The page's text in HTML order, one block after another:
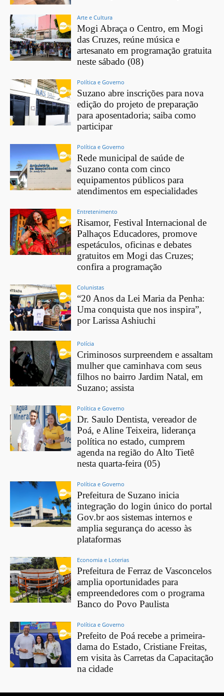
Arte e Cultura
Mogi Abraça o Centro, em Mogi
das Cruzes, reúne música e
artesanato em programação gratuita
neste sábado (08)
Política e Governo
Suzano abre inscrições para nova
edição do projeto de preparação
para aposentadoria; saiba como
participar
Política e Governo
Rede municipal de saúde de
Suzano conta com cinco
equipamentos públicos para
atendimentos em especialidades
Entretenimento
Risamor, Festival Internacional de
Palhaços Educadores, promove
espetáculos, oficinas e debates
gratuitos em Mogi das Cruzes;
confira a programação
Colunistas
“20 Anos da Lei Maria da Penha:
Uma conquista que nos inspira”,
por Larissa Ashiuchi
Polícia
Criminosos surpreendem e assaltam
mulher que caminhava com seus
filhos no bairro Jardim Natal, em
Suzano; assista
Política e Governo
Dr. Saulo Dentista, vereador de
Poá, e Aline Teixeira, liderança
política no estado, cumprem
agenda na região do Alto Tietê
nesta quarta-feira (05)
Política e Governo
Prefeitura de Suzano inicia
integração do login único do portal
Gov.br aos sistemas internos e
amplia segurança do acesso às
plataformas
Economia e Loterias
Prefeitura de Ferraz de Vasconcelos
amplia oportunidades para
empreendedores com o programa
Banco do Povo Paulista
Política e Governo
Prefeito de Poá recebe a primeira-
dama do Estado, Cristiane Freitas,
em visita às Carretas da Capacitação
na cidade